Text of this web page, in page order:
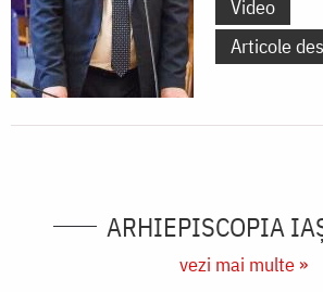
Video
Articole
ARHIEPISCOPIA
vezi mai multe »